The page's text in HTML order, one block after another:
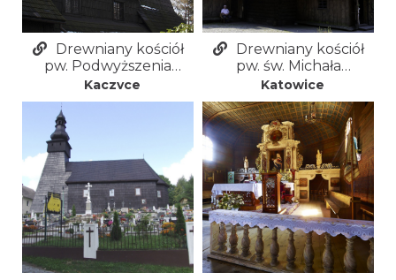
Drewniany kościół
pw. Podwyższenia
Krzyża Świętego w
Kaczycach
Kaczyce
Drewniany kościół
pw. św. Michała
Archanioła w
Katowicach
Katowice